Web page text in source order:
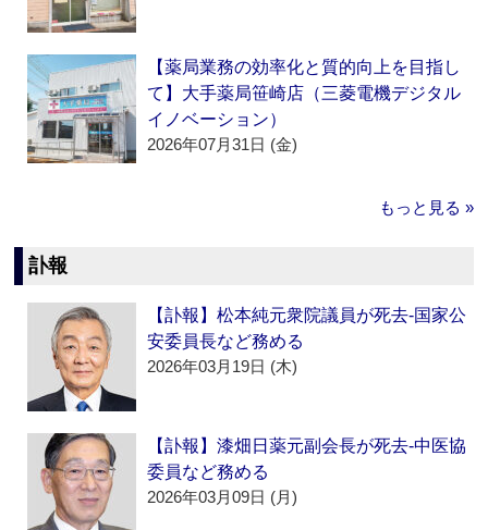
【薬局業務の効率化と質的向上を目指し
て】大手薬局笹崎店（三菱電機デジタル
イノベーション）
2026年07月31日 (金)
もっと見る »
訃報
【訃報】松本純元衆院議員が死去‐国家公
安委員長など務める
2026年03月19日 (木)
【訃報】漆畑日薬元副会長が死去‐中医協
委員など務める
2026年03月09日 (月)